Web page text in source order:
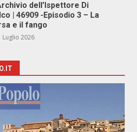
dell’Ispettore Di
| 46909 -Episodio 3 – La
e il fango
Luglio 2026